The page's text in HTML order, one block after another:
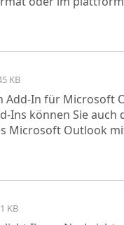
KB
Add-In für Microsoft
Ins können Sie auch
Microsoft Outlook
KB